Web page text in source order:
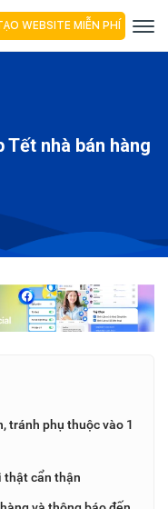
WEBSITE MIỄN PHÍ
Tết nhà bán hàng
tránh phụ thuộc vào 1
thật cẩn thận